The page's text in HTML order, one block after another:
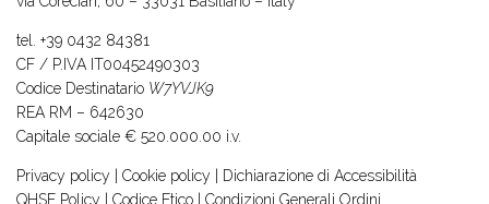
tel. +39 0432 84381
CF / P.IVA IT00452490303
Codice Destinatario W7YVJK9
REA RM – 642630
Capitale sociale € 520.000.00 i.v.
Privacy policy Cookie policy
Dichiarazione di Accessibilità
QHSE Policy
Codice Etico Condizioni Generali Ordini